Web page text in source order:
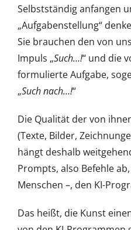
Selbstständig anfangen
„Aufgabenstellung“
Sie brauchen den von
Impuls „Such…!“ und die
formulierte Aufgabe,
„Such nach…!“
Die Qualität der von
(Texte, Bilder,
hängt deshalb
Prompts, also Befehle
Menschen –, den KI-
Das heißt, die Kunst